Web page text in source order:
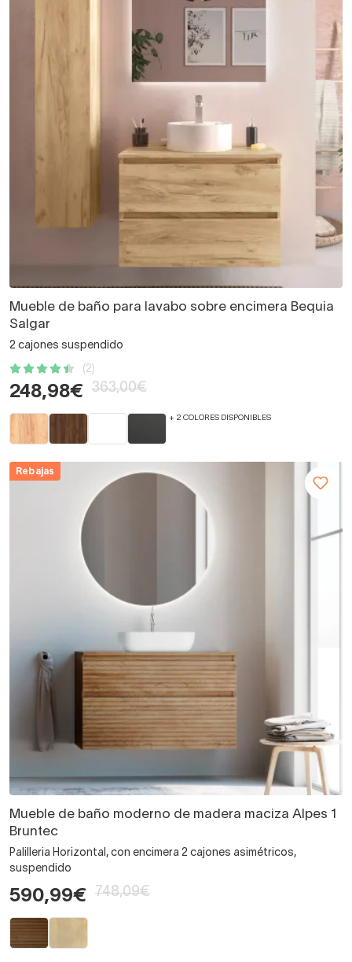
Mueble de baño para lavabo sobre encimera Bequia
Salgar
2 cajones suspendido
(2)
248,98€ 363,00€
+ 2 COLORES DISPONIBLES
Rebajas
Mueble de baño moderno de madera maciza Alpes 1
Bruntec
Palilleria Horizontal, con encimera 2 cajones asimétricos,
suspendido
590,99€ 748,09€